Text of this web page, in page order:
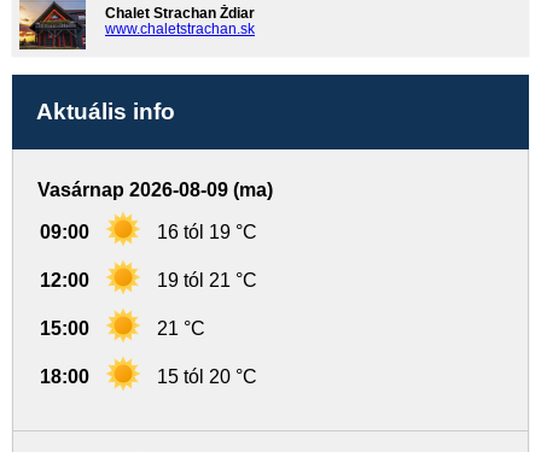
Chalet Strachan Ždiar
www.chaletstrachan.sk
Aktuális info
Vasárnap 2026-08-09 (ma)
09:00 16 tól 19 °C
12:00 19 tól 21 °C
15:00 21 °C
18:00 15 tól 20 °C